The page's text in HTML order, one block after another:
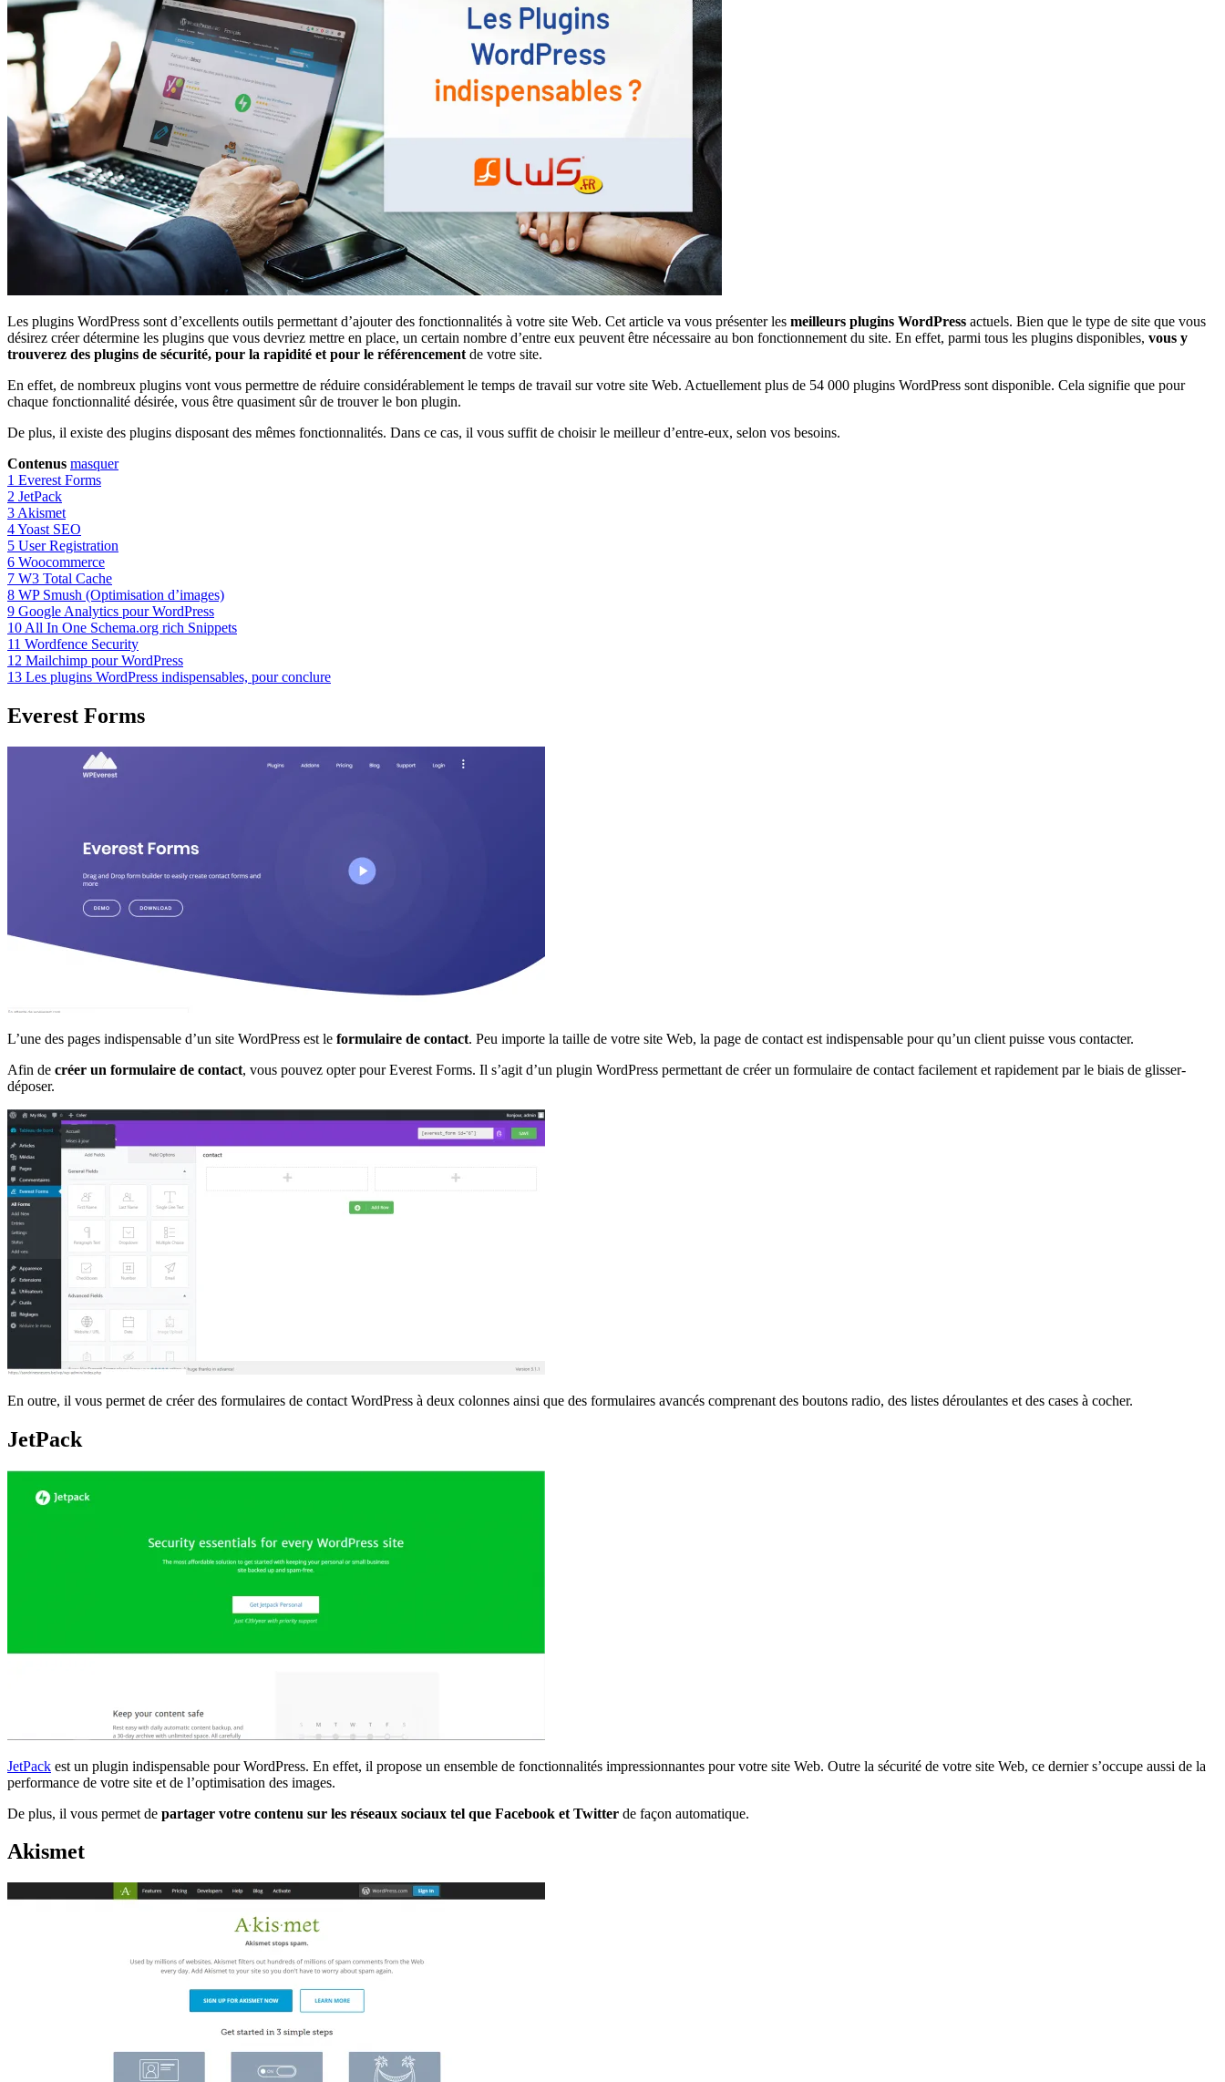
Les plugins WordPress sont d’excellents outils permettant d’ajouter des fonctionnalités à votre site Web. Cet article va vous présenter les meilleurs plugins WordPress actuels. Bien que le type de site que vous
désirez créer détermine les plugins que vous devriez mettre en place, un certain nombre d’entre eux peuvent être nécessaire au bon fonctionnement du site. En effet, parmi tous les plugins disponibles, vous y
trouverez des plugins de sécurité, pour la rapidité et pour le référencement de votre site.
En effet, de nombreux plugins vont vous permettre de réduire considérablement le temps de travail sur votre site Web. Actuellement plus de 54 000 plugins WordPress sont disponible. Cela signifie que pour
chaque fonctionnalité désirée, vous être quasiment sûr de trouver le bon plugin.
De plus, il existe des plugins disposant des mêmes fonctionnalités. Dans ce cas, il vous suffit de choisir le meilleur d’entre-eux, selon vos besoins.
Contenus masquer
1 Everest Forms
2 JetPack
3 Akismet
4Yoast SEO
5 User Registration
6 Woocommerce
7 W3 Total Cache
8 WP Smush (Optimisation d’images)
9 Google Analytics pour WordPress
10 All In One Schema.org rich Snippets
11 Wordfence Security
12 Mailchimp pour WordPress
13 Les plugins WordPress indispensables, pour conclure
Everest Forms
L’une des pages indispensable d’un site WordPress est le formulaire de contact. Peu importe la taille de votre site Web, la page de contact est indispensable pour qu’un client puisse vous contacter.
Afin de créer un formulaire de contact, vous pouvez opter pour Everest Forms. Il s’agit d’un plugin WordPress permettant de créer un formulaire de contact facilement et rapidement par le biais de glisser-
déposer.
En outre, il vous permet de créer des formulaires de contact WordPress à deux colonnes ainsi que des formulaires avancés comprenant des boutons radio, des listes déroulantes et des cases à cocher.
JetPack
JetPack est un plugin indispensable pour WordPress. En effet, il propose un ensemble de fonctionnalités impressionnantes pour votre site Web. Outre la sécurité de votre site Web, ce dernier s’occupe aussi de la
performance de votre site et de l’optimisation des images.
De plus, il vous permet de partager votre contenu sur les réseaux sociaux tel que Facebook et Twitter de façon automatique.
Akismet